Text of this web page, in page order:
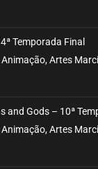
08
18, 2020
07
18, 2020
Temporada Final
Artes
and Gods – 10ª
Artes